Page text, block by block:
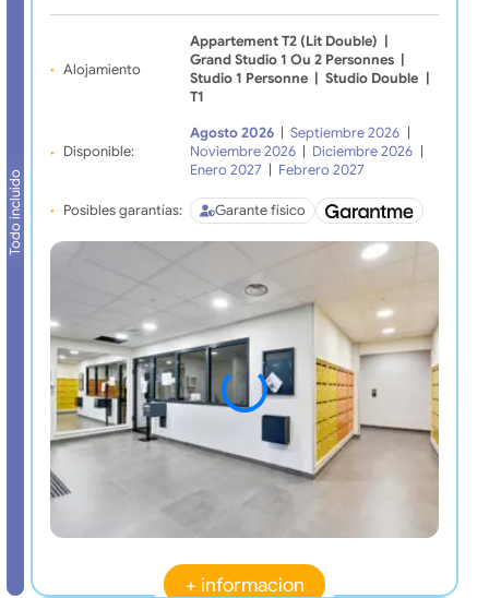
Todo incluido
Alojamiento
Appartement T2 (Lit Double)
Grand Studio 1 Ou 2 Personnes
Studio 1 Personne
Studio Double
T1
Disponible:
Agosto 2026 Septiembre 2026
Noviembre 2026
Diciembre 2026
Enero 2027
Febrero 2027
Posibles garantías: Garante físico
+ informacion